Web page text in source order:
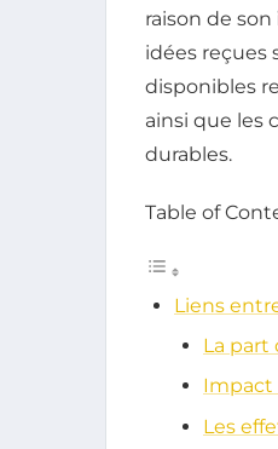
raison de son
idées reçues
disponibles
ainsi que les
durables.
Table of
Liens
La part
Impact
Les